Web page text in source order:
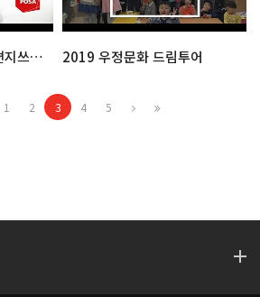
한글날 맞이 "생애 첫 편지쓰기" 캠페인 2019 우정문화 드림투어
1 2 3 4 5